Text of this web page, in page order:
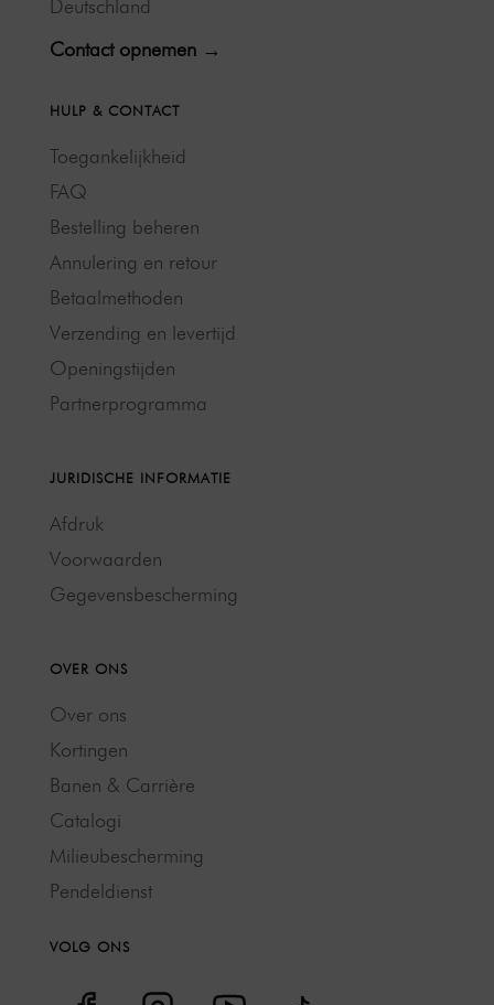
Deutschland
Contact opnemen →
HULP & CONTACT
Toegankelijkheid
FAQ
Bestelling beheren
Annulering en retour
Betaalmethoden
Verzending en levertijd
Openingstijden
Partnerprogramma
JURIDISCHE INFORMATIE
Afdruk
Voorwaarden
Gegevensbescherming
OVER ONS
Over ons
Kortingen
Banen & Carrière
Catalogi
Milieubescherming
Pendeldienst
VOLG ONS